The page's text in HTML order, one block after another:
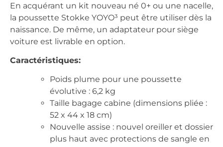
En acquérant un kit nouveau né 0+ ou une nacelle,
la poussette Stokke YOYO³ peut être utiliser dès la
naissance. De même, un adaptateur pour siège
voiture est livrable en option.
Caractéristiques:
Poids plume pour une poussette
évolutive : 6,2 kg
Taille bagage cabine (dimensions pliée :
52 x 44 x 18 cm)
Nouvelle assise : nouvel oreiller et dossier
plus haut avec protections de sangle en